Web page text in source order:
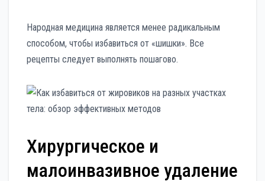
Народная медицина является менее радикальным
способом, чтобы избавиться от «шишки». Все
рецепты следует выполнять пошагово.
Хирургическое и
малоинвазивное удаление